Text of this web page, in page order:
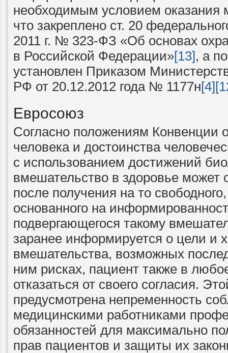
необходимым условием оказания
что закреплено ст. 20
2011 г. № 323-ФЗ «Об основах
в Российской Федерации»[13], а
установлен Приказом
РФ от 20.12.2012 года № 1177н[4]
Евросоюз
Согласно положениям Конвенции
человека и достоинства
с использованием достижений
вмешательство в здоровье может
после получения на то
основанного на
подвергающегося такому
заранее информируется о цели и
вмешательства, возможных
ним рисках, пациент также в
отказаться от своего согласия.
предусмотрена непременность
медицинскими работниками
обязанностей для максимально
прав пациентов и защиты их